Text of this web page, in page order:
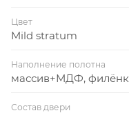
Цвет
Mild stratum
Наполнение полотна
массив+МДФ,
Состав двери